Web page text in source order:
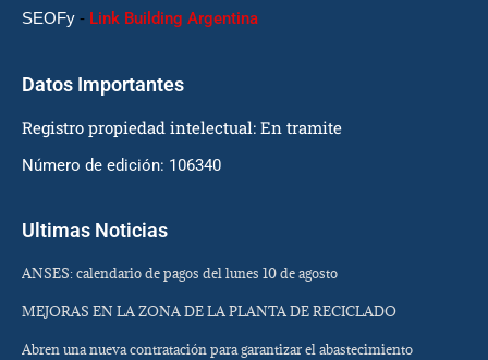
SEOFy - Link Building Argentina
Datos Importantes
Registro propiedad intelectual: En tramite
Número de edición: 106340
Ultimas Noticias
ANSES: calendario de pagos del lunes 10 de agosto
MEJORAS EN LA ZONA DE LA PLANTA DE RECICLADO
Abren una nueva contratación para garantizar el abastecimiento